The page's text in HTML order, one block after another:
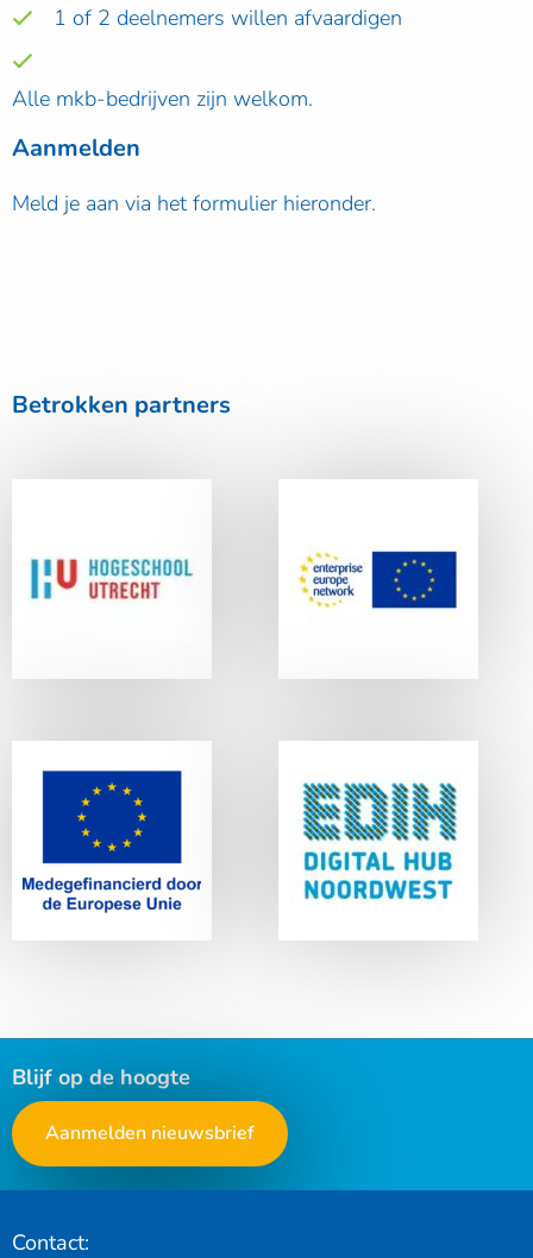
1 of 2 deelnemers willen afvaardigen
Alle mkb-bedrijven zijn welkom.
Aanmelden
Meld je aan via het formulier hieronder.
Betrokken partners
Hogeschool
Utrecht
Enterprise
Europe Network
Europese Unie
EDIH Digital Hub
Noordwest
meer
Blijf op de hoogte
Aanmelden nieuwsbrief
Contact: